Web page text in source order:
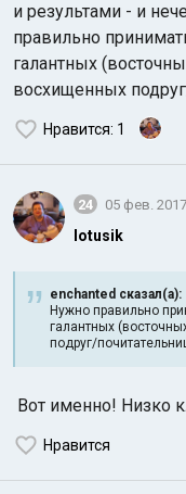
и результами - и
правильно
галантных
восхищенных
Нравится: 1
24 05 фев. 2017
lotusik
enchanted сказал(а):
Нужно правильно
галантных
подруг/
Вот именно! Низко
Нравится